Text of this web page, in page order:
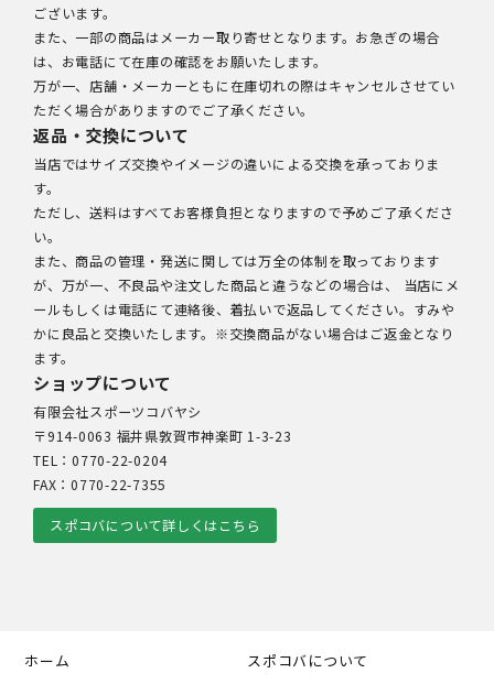
ございます。
また、一部の商品はメーカー取り寄せとなります。お急ぎの場合
は、お電話にて在庫の確認をお願いたします。
万が一、店舗・メーカーともに在庫切れの際はキャンセルさせてい
ただく場合がありますのでご了承ください。
返品・交換について
当店ではサイズ交換やイメージの違いによる交換を承っておりま
す。
ただし、送料はすべてお客様負担となりますので予めご了承くださ
い。
また、商品の管理・発送に関しては万全の体制を取っております
が、万が一、不良品や注文した商品と違うなどの場合は、 当店にメ
ールもしくは電話にて連絡後、着払いで返品してください。すみや
かに良品と交換いたします。※交換商品がない場合はご返金となり
ます。
ショップについて
有限会社スポーツコバヤシ
〒914-0063 福井県敦賀市神楽町 1-3-23
TEL：0770-22-0204
FAX：0770-22-7355
スポコバについて詳しくはこちら
ホーム
スポコバについて